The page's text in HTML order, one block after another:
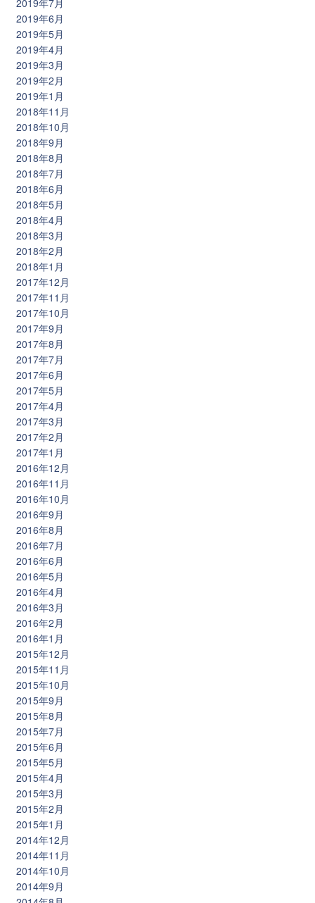
2019年6月
2019年5月
2019年4月
2019年3月
2019年2月
2019年1月
2018年11月
2018年10月
2018年9月
2018年8月
2018年7月
2018年6月
2018年5月
2018年4月
2018年3月
2018年2月
2018年1月
2017年12月
2017年11月
2017年10月
2017年9月
2017年8月
2017年7月
2017年6月
2017年5月
2017年4月
2017年3月
2017年2月
2017年1月
2016年12月
2016年11月
2016年10月
2016年9月
2016年8月
2016年7月
2016年6月
2016年5月
2016年4月
2016年3月
2016年2月
2016年1月
2015年12月
2015年11月
2015年10月
2015年9月
2015年8月
2015年7月
2015年6月
2015年5月
2015年4月
2015年3月
2015年2月
2015年1月
2014年12月
2014年11月
2014年10月
2014年9月